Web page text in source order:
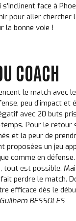
0
7
9
0
face à
pour aller chercher
la bonne voie !
COACH
le match avec
peu d’impact et
avec 20 buts pris
Pour le retour
et la peur de
proposées un jeu
comme en
tout est possible.
perdre le match.
efficace dès le
Guilhem BESSOLES